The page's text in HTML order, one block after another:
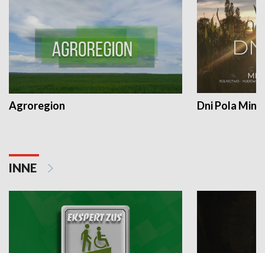
Agroregion Dni Pola
INNE